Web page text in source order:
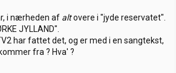
i nærheden af altovere i "jyde reservatet".
JYLLAND".
har fattet det, og er med i en sangtekst,
fra ? Hva' ?